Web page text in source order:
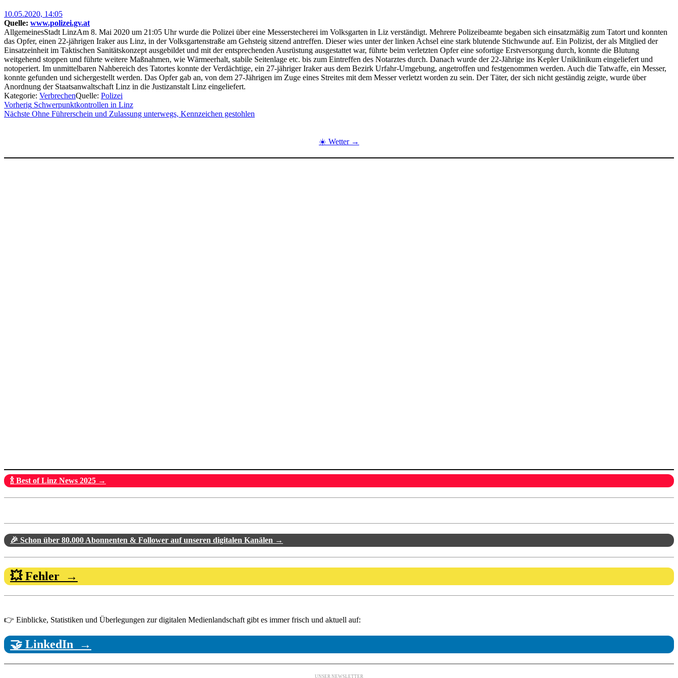
Posted
on
10.05.2020, 14:05
Quelle: www.polizei.gv.at
AllgemeinesStadt LinzAm 8. Mai 2020 um 21:05 Uhr wurde die Polizei über eine Messerstecherei im Volksgarten in Liz verständigt. Mehrere Polizeibeamte begaben sich einsatzmäßig zum Tatort und konnten
das Opfer, einen 22-jährigen Iraker aus Linz, in der Volksgartenstraße am Gehsteig sitzend antreffen. Dieser wies unter der linken Achsel eine stark blutende Stichwunde auf. Ein Polizist, der als Mitglied der
Einsatzeinheit im Taktischen Sanitätskonzept ausgebildet und mit der entsprechenden Ausrüstung ausgestattet war, führte beim verletzten Opfer eine sofortige Erstversorgung durch, konnte die Blutung
weitgehend stoppen und führte weitere Maßnahmen, wie Wärmeerhalt, stabile Seitenlage etc. bis zum Eintreffen des Notarztes durch. Danach wurde der 22-Jährige ins Kepler Uniklinikum eingeliefert und
notoperiert. Im unmittelbaren Nahbereich des Tatortes konnte der Verdächtige, ein 27-jähriger Iraker aus dem Bezirk Urfahr-Umgebung, angetroffen und festgenommen werden. Auch die Tatwaffe, ein Messer,
konnte gefunden und sichergestellt werden. Das Opfer gab an, von dem 27-Jährigen im Zuge eines Streites mit dem Messer verletzt worden zu sein. Der Täter, der sich nicht geständig zeigte, wurde über
Anordnung der Staatsanwaltschaft Linz in die Justizanstalt Linz eingeliefert.
Kategorie: VerbrechenQuelle: Polizei
Beitragsnavigation
Vorherig Schwerpunktkontrollen in Linz
Nächste Ohne Führerschein und Zulassung unterwegs, Kennzeichen gestohlen
☀️ Wetter →
🍾 Best of Linz News 2025 →
🎉 Schon über 80.000 Abonnenten & Follower auf unseren digitalen Kanälen →
💥 Fehler →
👉 Einblicke, Statistiken und Überlegungen zur digitalen Medienlandschaft gibt es immer frisch und aktuell auf:
🤝 LinkedIn →
UNSER NEWSLETTER